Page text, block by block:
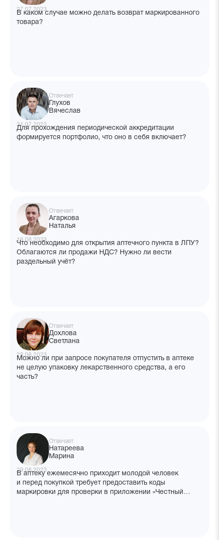
27.07.2023
В каком случае можно делать возврат маркированного
товара?
Отвечает
Глухов
Вячеслав
31.07.2023
Для прохождения периодической аккредитации
формируется портфолио, что оно в себя включает?
Отвечает
Агаркова
Наталья
16.08.2023
Что необходимо для открытия аптечного пункта в ЛПУ?
Облагаются ли продажи НДС? Нужно ли вести
раздельный учёт?
Отвечает
Дохлова
Светлана
28.08.2023
Можно ли при запросе покупателя отпустить в аптеке
не целую упаковку лекарственного средства, а его
часть?
Отвечает
Натареева
Марина
29.08.2023
В аптеку ежемесячно приходит молодой человек
и перед покупкой требует предоставить коды
маркировки для проверки в приложении «Честный